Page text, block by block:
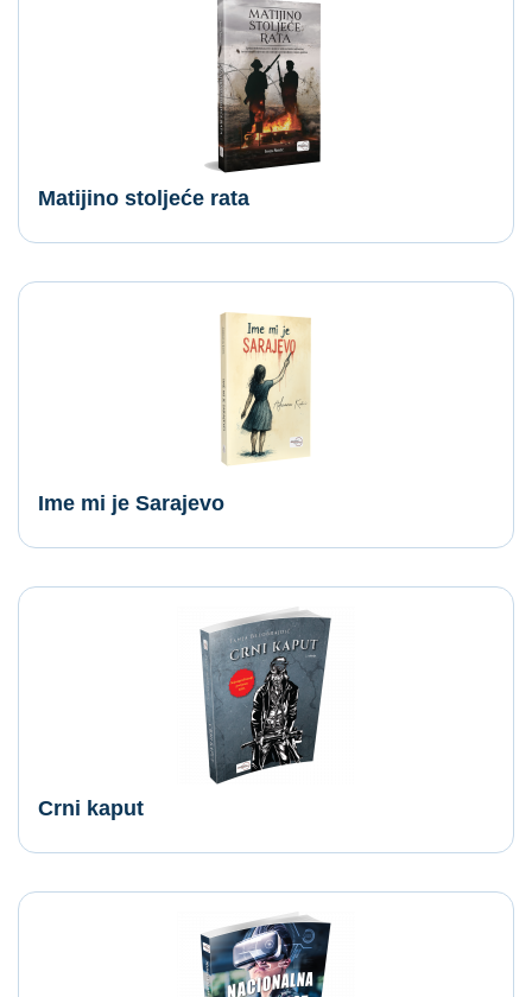
Matijino stoljeće rata
Ime mi je Sarajevo
Crni kaput